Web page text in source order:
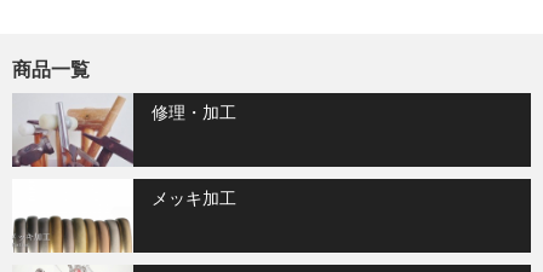
商品一覧
修理・加工
メッキ加工